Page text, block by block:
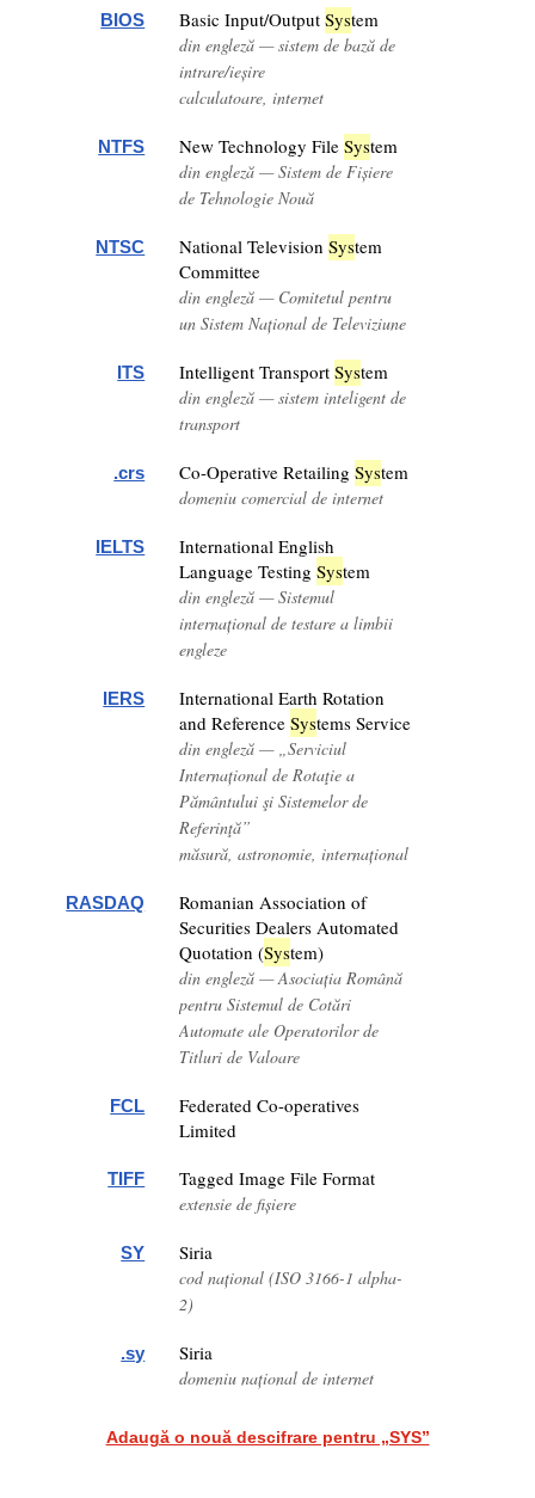
BIOS Basic Input/OutputSystem
din engleză — sistem de bază de
intrare/ieșire
calculatoare, internet
NTFS New Technology FileSystem
din engleză — Sistem de Fișiere
de Tehnologie Nouă
NTSC National TelevisionSystem
Committee
din engleză — Comitetul pentru
un Sistem Național de Televiziune
ITS Intelligent TransportSystem
din engleză — sistem inteligent de
transport
.crs Co-Operative RetailingSystem
domeniu comercial de internet
IELTS
International English
Language TestingSystem
din engleză — Sistemul
internațional de testare a limbii
engleze
IERS
International Earth Rotation
and ReferenceSystems Service
din engleză — „Serviciul
Internațional de Rotaţie a
Pământului şi Sistemelor de
Referinţă”
măsură, astronomie, internațional
RASDAQ
Romanian Association of
Securities Dealers Automated
Quotation (System)
din engleză — Asociația Română
pentru Sistemul de Cotări
Automate ale Operatorilor de
Titluri de Valoare
FCL
Federated Co-operatives
Limited
TIFF Tagged Image File Format
extensie de fișiere
SY Siria
cod național (ISO 3166-1 alpha-
2)
.sy Siria
domeniu național de internet
Adaugă o nouă descifrare pentru „SYS”